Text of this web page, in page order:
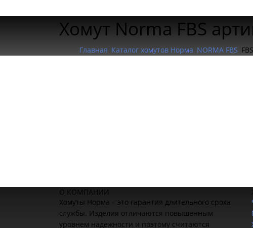
Хомут Norma FBS
Главная Каталог хомутов Норма NORMA FBS
О КОМПАНИИ
Хомуты Норма – это гарантия длительного срока
службы. Изделия отличаются повышенным
уровнем надежности и поэтому считаются